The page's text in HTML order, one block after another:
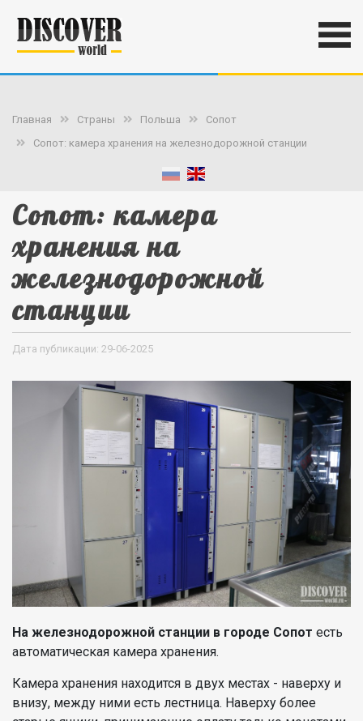
Главная Страны Польша
Сопот
Сопот: камера хранения на железнодорожной станции
Сопот: камера
хранения на
железнодорожной
станции
Дата публикации: 29-06-2025
На железнодорожной станции в городе Сопот есть
автоматическая камера хранения.
Камера хранения находится в двух местах - наверху и
внизу, между ними есть лестница. Наверху более